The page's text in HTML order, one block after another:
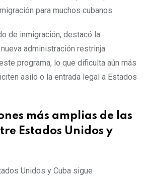
para muchos cubanos.
de inmigración, destacó la
administración restrinja
programa, lo que dificulta aún más
asilo o la entrada legal a Estados
más amplias de las
Estados Unidos y
Unidos y Cuba sigue